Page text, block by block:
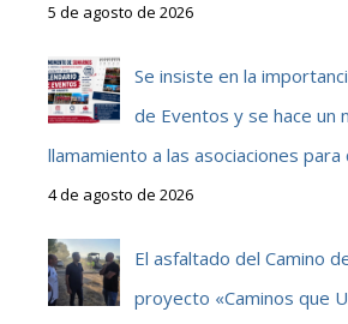
5 de agosto de 2026
Se insiste en la
de Eventos y se hace un
llamamiento a las asociaciones para
4 de agosto de 2026
El asfaltado del Camino
proyecto «Caminos que